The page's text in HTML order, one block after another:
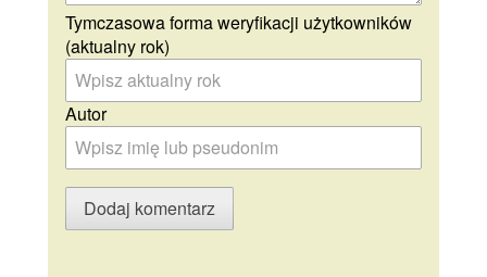
Tymczasowa forma weryfikacji użytkowników
(aktualny rok)
Autor